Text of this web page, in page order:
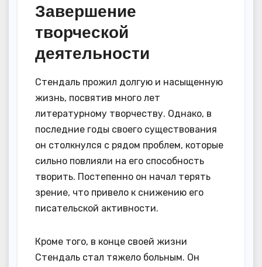
Завершение
творческой
деятельности
Стендаль прожил долгую и насыщенную
жизнь, посвятив много лет
литературному творчеству. Однако, в
последние годы своего существования
он столкнулся с рядом проблем, которые
сильно повлияли на его способность
творить. Постепенно он начал терять
зрение, что привело к снижению его
писательской активности.
Кроме того, в конце своей жизни
Стендаль стал тяжело больным. Он